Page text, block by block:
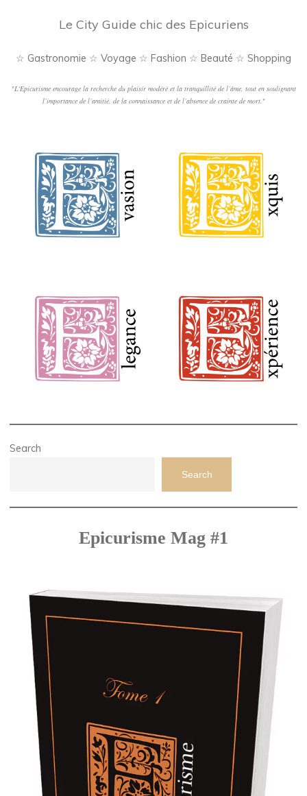
Le City Guide chic des Epicuriens
☆ Gastronomie ☆ Voyage ☆ Fashion ☆ Beauté ☆ Shopping
"L'Epicurisme encourage la recherche du plaisir modéré et la tranquillité de l’âme, tout en soulignant
l’importance de l’amitié, de la connaissance et de l’absence de crainte de mort."
Search
Search
Epicurisme Mag #1